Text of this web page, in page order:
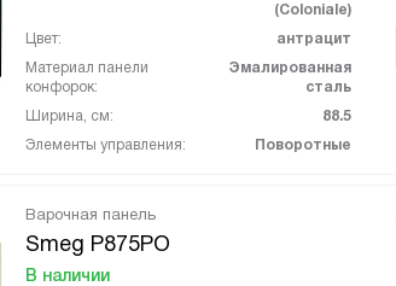
(Coloniale)
Цвет:
антрацит
Материал панели
конфорок:
Эмалированная
сталь
Ширина, см:
88.5
Элементы управления:
Поворотные
Варочная панель
Smeg P875PO
В наличии